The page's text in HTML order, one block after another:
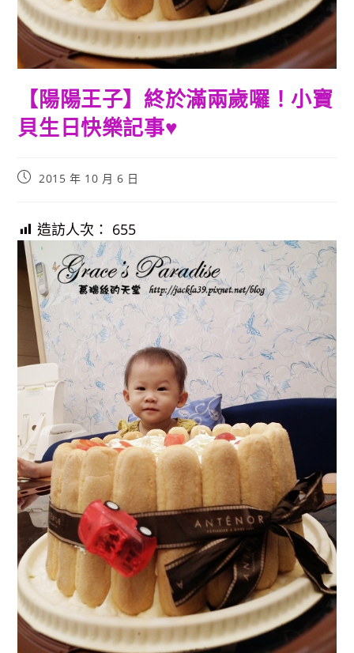
【陽陽王子】終於滿兩歲囉！小寶
貝生日快樂記事♥
Post2015 年 10 月 6 日
造訪人次： 655